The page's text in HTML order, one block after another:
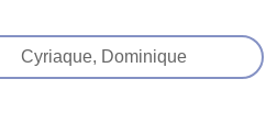
Cyriaque, Dominique